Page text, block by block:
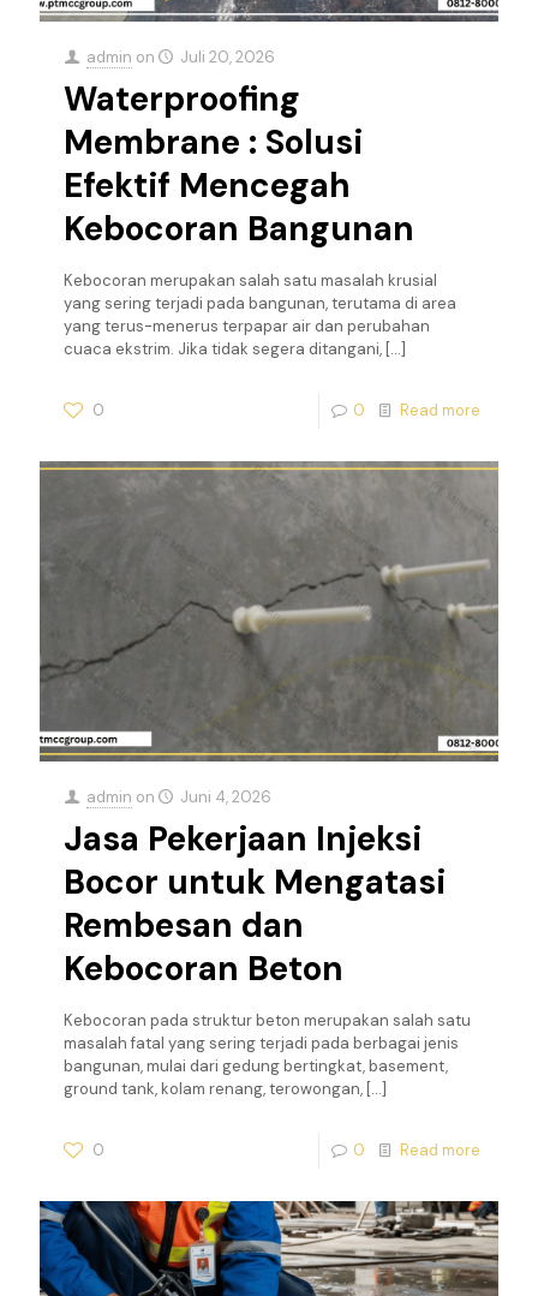
admin on Juli 20, 2026
Waterproofing
Membrane : Solusi
Efektif Mencegah
Kebocoran Bangunan
Kebocoran merupakan salah satu masalah krusial
yang sering terjadi pada bangunan, terutama di area
yang terus-menerus terpapar air dan perubahan
cuaca ekstrim. Jika tidak segera ditangani, […]
0 0 Read more
admin on Juni 4, 2026
Jasa Pekerjaan Injeksi
Bocor untuk Mengatasi
Rembesan dan
Kebocoran Beton
Kebocoran pada struktur beton merupakan salah satu
masalah fatal yang sering terjadi pada berbagai jenis
bangunan, mulai dari gedung bertingkat, basement,
ground tank, kolam renang, terowongan, […]
0 0 Read more